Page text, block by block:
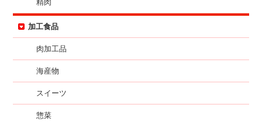
精肉
加工食品
肉加工品
海産物
スイーツ
惣菜